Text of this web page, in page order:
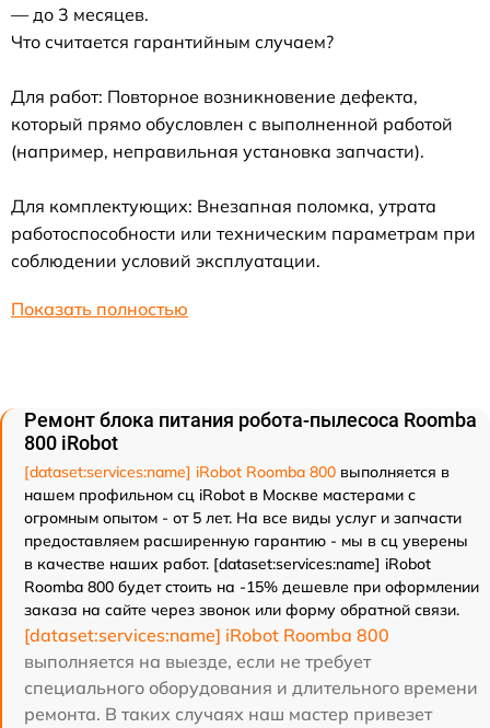
— до 3 месяцев.
Что считается гарантийным случаем?
Для работ: Повторное возникновение дефекта,
который прямо обусловлен с выполненной работой
(например, неправильная установка запчасти).
Для комплектующих: Внезапная поломка, утрата
работоспособности или техническим параметрам при
соблюдении условий эксплуатации.
Показать полностью
Ремонт блока питания робота-пылесоса Roomba
800 iRobot
[dataset:services:name] iRobot Roomba 800 выполняется в
нашем профильном сц iRobot в Москве мастерами с
огромным опытом - от 5 лет. На все виды услуг и запчасти
предоставляем расширенную гарантию - мы в сц уверены
в качестве наших работ. [dataset:services:name] iRobot
Roomba 800 будет стоить на -15% дешевле при оформлении
заказа на сайте через звонок или форму обратной связи.
[dataset:services:name] iRobot Roomba 800
выполняется на выезде, если не требует
специального оборудования и длительного времени
ремонта. В таких случаях наш мастер привезет